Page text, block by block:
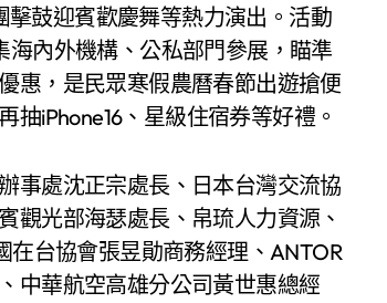
鼓迎賓歡慶舞等熱力演出。活動
內外機構、公私部門參展，瞄準
惠，是民眾寒假農曆春節出遊搶便
iPhone16、星級住宿券等好禮。
事處沈正宗處長、日本台灣交流協
觀光部海瑟處長、帛琉人力資源、
在台協會張昱勛商務經理、ANTOR
中華航空高雄分公司黃世惠總經